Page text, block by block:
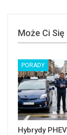
Może Ci
PORADY
Hybrydy